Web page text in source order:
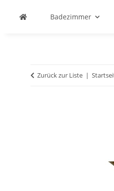
Badezimmer
Zurück zur Liste